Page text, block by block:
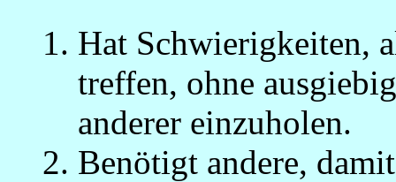
Hat Schwierigkeiten,
treffen, ohne
anderer einzuholen.
Benötigt andere,